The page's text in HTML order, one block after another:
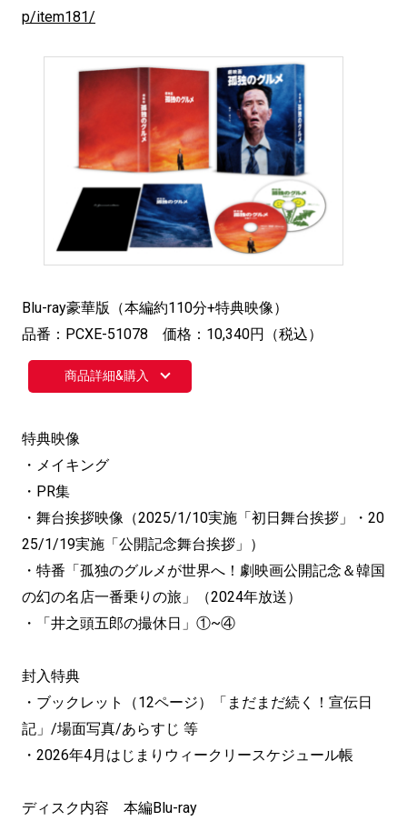
p/item181/
Blu-ray豪華版（本編約110分+特典映像）
品番：PCXE-51078 価格：10,340円（税込）
商品詳細&購入
特典映像
・メイキング
・PR集
・舞台挨拶映像（2025/1/10実施「初日舞台挨拶」・20
25/1/19実施「公開記念舞台挨拶」）
・特番「孤独のグルメが世界へ！劇映画公開記念＆韓国
の幻の名店一番乗りの旅」（2024年放送）
・「井之頭五郎の撮休日」①~④
封入特典
・ブックレット（12ページ）「まだまだ続く！宣伝日
記」/場面写真/あらすじ 等
・2026年4月はじまりウィークリースケジュール帳
ディスク内容 本編Blu-ray